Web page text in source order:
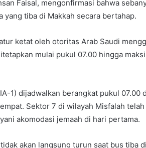
Faisal, mengonfirmasi bahwa
tiba di Makkah secara bertahap.
ketat oleh otoritas Arab Saudi
mulai pukul 07.00 hingga
1) dijadwalkan berangkat pukul 07.00
Sektor 7 di wilayah Misfalah
akomodasi jemaah di hari pertama.
akan langsung turun saat bus tiba